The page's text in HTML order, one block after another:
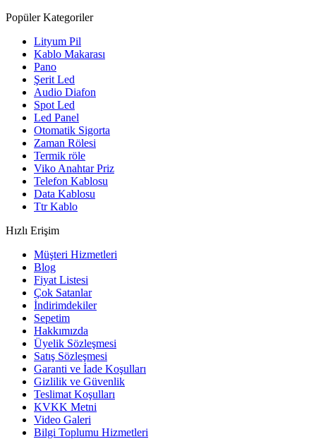
Popüler Kategoriler
Lityum Pil
Kablo Makarası
Pano
Şerit Led
Audio Diafon
Spot Led
Led Panel
Otomatik Sigorta
Zaman Rölesi
Termik röle
Viko Anahtar Priz
Telefon Kablosu
Data Kablosu
Ttr Kablo
Hızlı Erişim
Müşteri Hizmetleri
Blog
Fiyat Listesi
Çok Satanlar
İndirimdekiler
Sepetim
Hakkımızda
Üyelik Sözleşmesi
Satış Sözleşmesi
Garanti ve İade Koşulları
Gizlilik ve Güvenlik
Teslimat Koşulları
KVKK Metni
Video Galeri
Bilgi Toplumu Hizmetleri